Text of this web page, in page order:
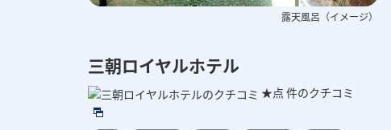
露天風呂（イメージ）
三朝ロイヤルホテル
★点 件のクチコミ